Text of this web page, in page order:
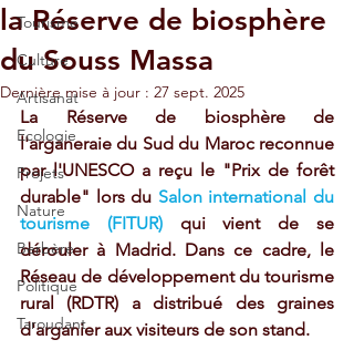
Tourisme
Culture
Artisanat
Ecologie
Projets
Nature
Berbère
Politique
Taroudant
la Réserve de biosphère
du Souss Massa
Dernière mise à jour : 27 sept. 2025
La Réserve de biosphère de
l'arganeraie du Sud du Maroc reconnue
par l'UNESCO a reçu le "Prix de forêt
durable" lors du Salon international du
tourisme (FITUR) qui vient de se
dérouler à Madrid. Dans ce cadre, le
Réseau de développement du tourisme
rural (RDTR) a distribué des graines
d'arganier aux visiteurs de son stand.